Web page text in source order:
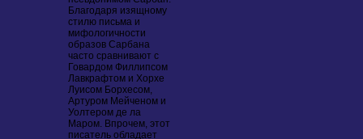
Благодаря изящному
стилю письма и
мифологичности
образов Сарбана
часто сравнивают с
Говардом Филлипсом
Лавкрафтом и Хорхе
Луисом Борхесом,
Артуром Мейченом и
Уолтером де ла
Маром. Впрочем, этот
писатель обладает